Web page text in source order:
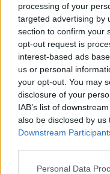
processing of your
targeted advertising by
section to confirm your
opt-out request is
interest-based ads
us or personal
your opt-out. You may
disclosure of your
IAB’s list of
also be disclosed by
Downstream
Please note that this
Personal Data
Március 15-én lép
Shall Burn az
In Hearts Wake